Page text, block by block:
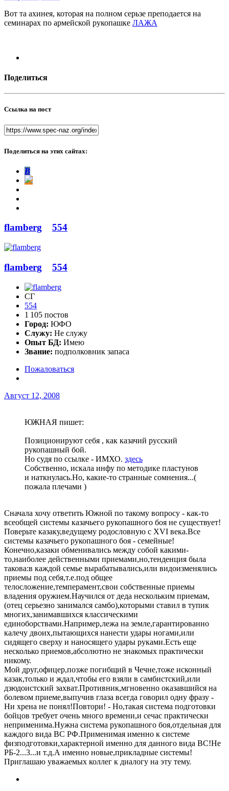
Вот та ахинея, которая на полном серьзе преподается на
семинарах по армейской рукопашке ЛАЖА
Поделиться
Ссылка на пост
Поделиться на этих сайтах:
В
flamberg 554
flamberg 554
СГ
554
1 105 постов
Город: ЮФО
Служу: Не служу
Опыт БД: Имею
Звание: подполковник запаса
Пожаловаться
Август 12, 2008
ЮЖНАЯ пишет:
Позиционируют себя , как казачий русский
рукопашный бой.
Но судя по ссылке - ИМХО. здесь
Собственно, искала инфу по методике пластунов
и наткнулась.Но, какие-то странные сомнения...(
пожала плечами )
Сначала хочу ответить Южной по такому вопросу - как-то
всеобщей системы казачьего рукопашного боя не существует!
Поверьте казаку,ведущему родословную с ХVI века.Все
системы казачьего рукопашного боя - семейные!
Конечно,казаки обменивались между собой какими-
то,наиболее действенными приемами,но,тенденция была
такова:в каждой семье вырабатывались,или видоизменялись
приемы под себя,т.е.под общее
телосложение,темперамент,свои собственные приемы
владения оружием.Научился от деда нескольким приемам,
(отец серьезно занимался самбо),которыми ставил в тупик
многих,занимавшихся классическими
единоборствами.Например,лежа на земле,гарантированно
калечу двоих,пытающихся нанести удары ногами,или
сидящего сверху и наносящего удары руками.Есть еще
несколько приемов,абсолютно не знакомых практически
никому.
Мой друг,офицер,позже погибщий в Чечне,тоже исконный
казак,только и ждал,чтобы его взяли в самбистский,или
дзюдоистский захват.Противник,мгновенно оказавшийся на
болевом приеме,выпучив глаза всегда говорил одну фразу -
Ни хрена не понял!Повтори! - Но,такая система подготовки
бойцов требует очень много времени,и сечас практически
неприменима.Нужна система рукопашного боя,отдельная для
каждого вида ВС РФ.Применимая именно к системе
физподготовки,характерной именно для данного вида ВС!Не
РБ-2...3...и т.д.А именно новые,прикладные системы!
Приглашаю уважаемых коллег к диалогу на эту тему.